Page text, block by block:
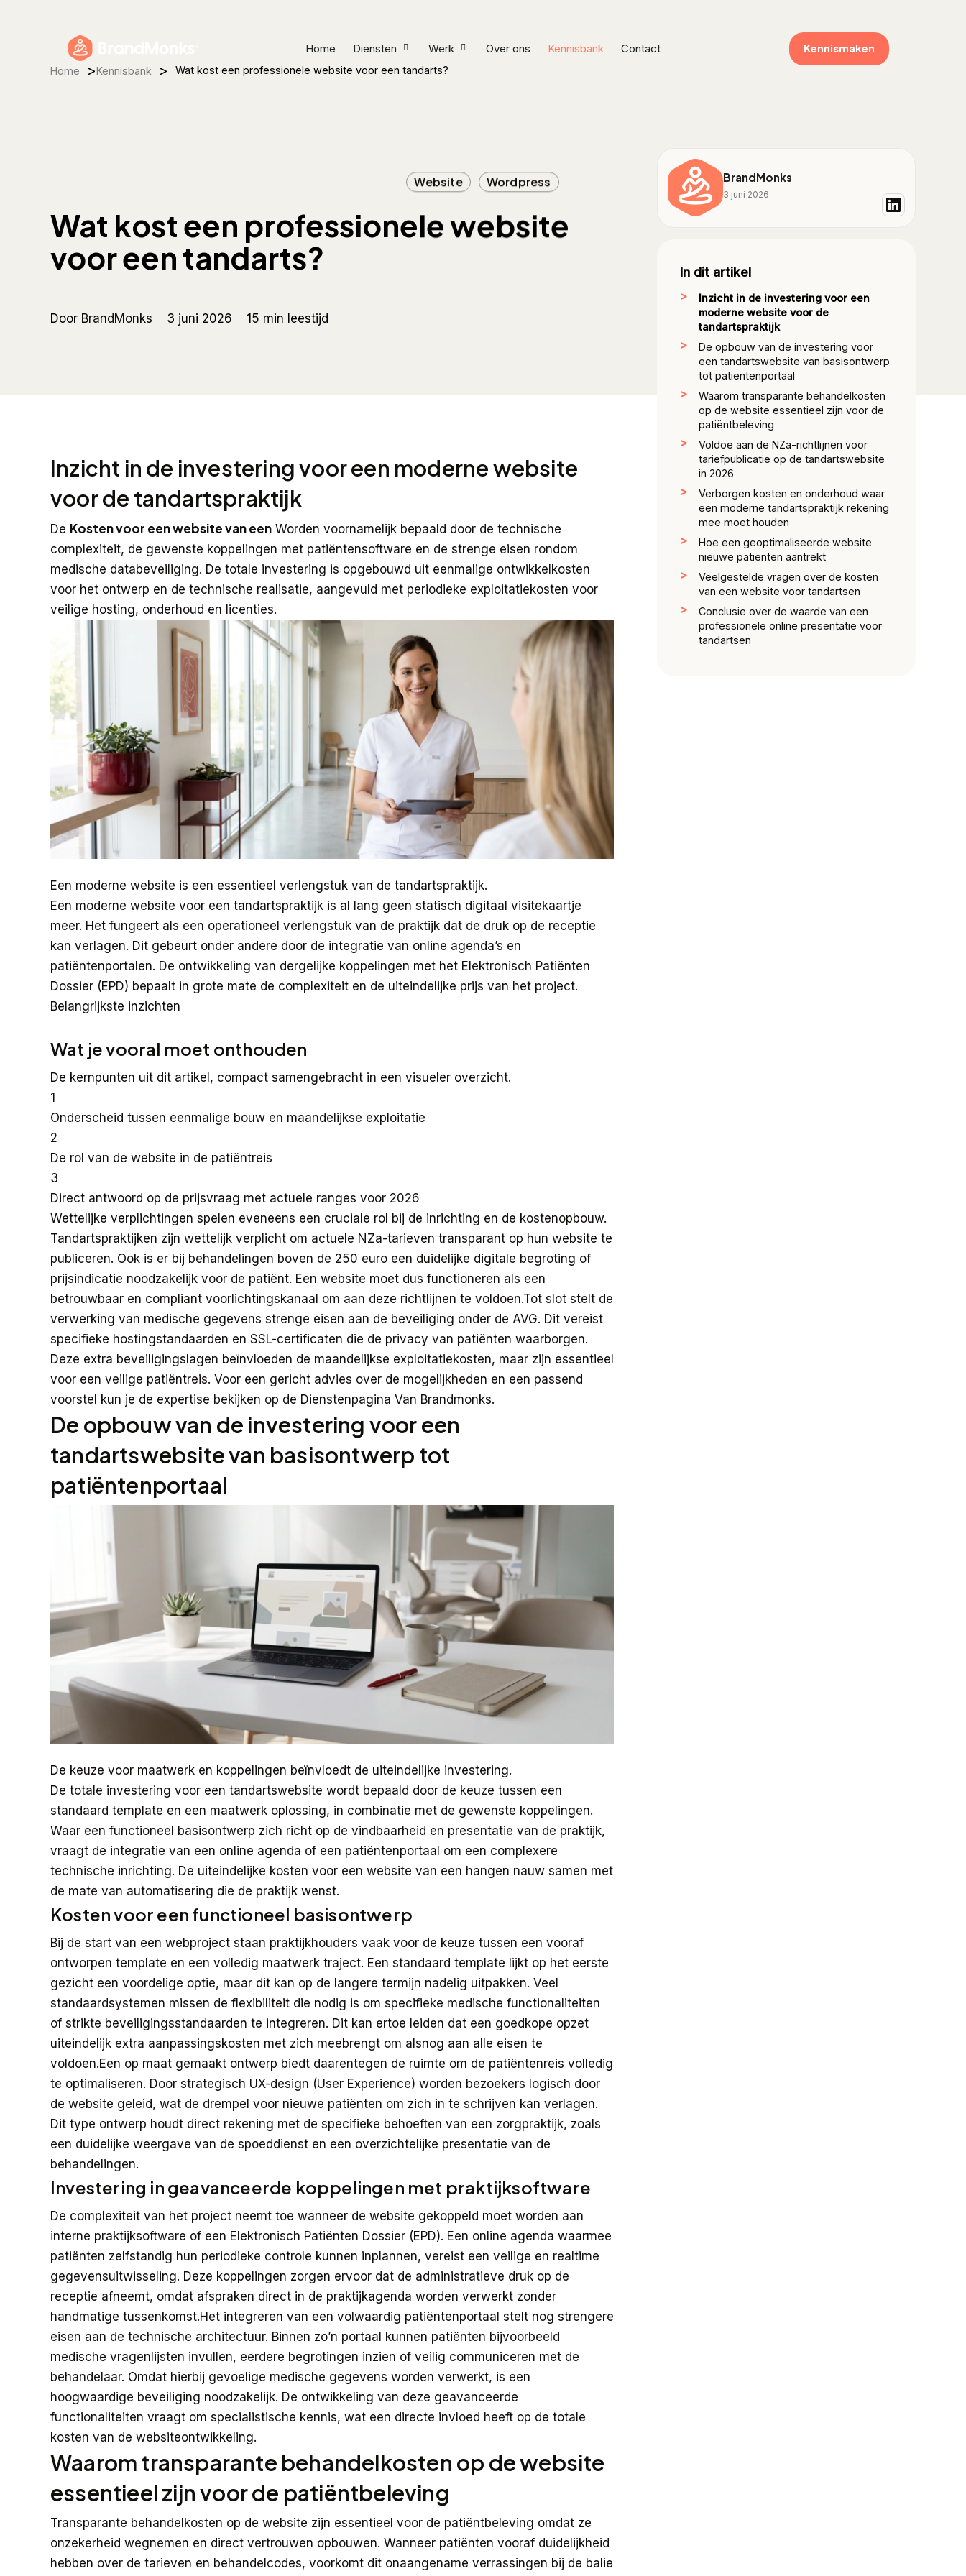
Home Diensten Werk Over ons Kennisbank Contact Kennismaken
Home >Kennisbank > Wat kost een professionele website voor een tandarts?
Website Wordpress
Wat kost een professionele website
voor een tandarts?
Door BrandMonks 3 juni 2026 15 min leestijd
Inzicht in de investering voor een moderne website
voor de tandartspraktijk
De Kosten voor een website van een Worden voornamelijk bepaald door de technische
complexiteit, de gewenste koppelingen met patiëntensoftware en de strenge eisen rondom
medische databeveiliging. De totale investering is opgebouwd uit eenmalige ontwikkelkosten
voor het ontwerp en de technische realisatie, aangevuld met periodieke exploitatiekosten voor
veilige hosting, onderhoud en licenties.
Een moderne website is een essentieel verlengstuk van de tandartspraktijk.
Een moderne website voor een tandartspraktijk is al lang geen statisch digitaal visitekaartje
meer. Het fungeert als een operationeel verlengstuk van de praktijk dat de druk op de receptie
kan verlagen. Dit gebeurt onder andere door de integratie van online agenda’s en
patiëntenportalen. De ontwikkeling van dergelijke koppelingen met het Elektronisch Patiënten
Dossier (EPD) bepaalt in grote mate de complexiteit en de uiteindelijke prijs van het project.
Belangrijkste inzichten
Wat je vooral moet onthouden
De kernpunten uit dit artikel, compact samengebracht in een visueler overzicht.
1
Onderscheid tussen eenmalige bouw en maandelijkse exploitatie
2
De rol van de website in de patiëntreis
3
Direct antwoord op de prijsvraag met actuele ranges voor 2026
Wettelijke verplichtingen spelen eveneens een cruciale rol bij de inrichting en de kostenopbouw.
Tandartspraktijken zijn wettelijk verplicht om actuele NZa-tarieven transparant op hun website te
publiceren. Ook is er bij behandelingen boven de 250 euro een duidelijke digitale begroting of
prijsindicatie noodzakelijk voor de patiënt. Een website moet dus functioneren als een
betrouwbaar en compliant voorlichtingskanaal om aan deze richtlijnen te voldoen.Tot slot stelt de
verwerking van medische gegevens strenge eisen aan de beveiliging onder de AVG. Dit vereist
specifieke hostingstandaarden en SSL-certificaten die de privacy van patiënten waarborgen.
Deze extra beveiligingslagen beïnvloeden de maandelijkse exploitatiekosten, maar zijn essentieel
voor een veilige patiëntreis. Voor een gericht advies over de mogelijkheden en een passend
voorstel kun je de expertise bekijken op de Dienstenpagina Van Brandmonks.
De opbouw van de investering voor een
tandartswebsite van basisontwerp tot
patiëntenportaal
De keuze voor maatwerk en koppelingen beïnvloedt de uiteindelijke investering.
De totale investering voor een tandartswebsite wordt bepaald door de keuze tussen een
standaard template en een maatwerk oplossing, in combinatie met de gewenste koppelingen.
Waar een functioneel basisontwerp zich richt op de vindbaarheid en presentatie van de praktijk,
vraagt de integratie van een online agenda of een patiëntenportaal om een complexere
technische inrichting. De uiteindelijke kosten voor een website van een hangen nauw samen met
de mate van automatisering die de praktijk wenst.
Kosten voor een functioneel basisontwerp
Bij de start van een webproject staan praktijkhouders vaak voor de keuze tussen een vooraf
ontworpen template en een volledig maatwerk traject. Een standaard template lijkt op het eerste
gezicht een voordelige optie, maar dit kan op de langere termijn nadelig uitpakken. Veel
standaardsystemen missen de flexibiliteit die nodig is om specifieke medische functionaliteiten
of strikte beveiligingsstandaarden te integreren. Dit kan ertoe leiden dat een goedkope opzet
uiteindelijk extra aanpassingskosten met zich meebrengt om alsnog aan alle eisen te
voldoen.Een op maat gemaakt ontwerp biedt daarentegen de ruimte om de patiëntenreis volledig
te optimaliseren. Door strategisch UX-design (User Experience) worden bezoekers logisch door
de website geleid, wat de drempel voor nieuwe patiënten om zich in te schrijven kan verlagen.
Dit type ontwerp houdt direct rekening met de specifieke behoeften van een zorgpraktijk, zoals
een duidelijke weergave van de spoeddienst en een overzichtelijke presentatie van de
behandelingen.
Investering in geavanceerde koppelingen met praktijksoftware
De complexiteit van het project neemt toe wanneer de website gekoppeld moet worden aan
interne praktijksoftware of een Elektronisch Patiënten Dossier (EPD). Een online agenda waarmee
patiënten zelfstandig hun periodieke controle kunnen inplannen, vereist een veilige en realtime
gegevensuitwisseling. Deze koppelingen zorgen ervoor dat de administratieve druk op de
receptie afneemt, omdat afspraken direct in de praktijkagenda worden verwerkt zonder
handmatige tussenkomst.Het integreren van een volwaardig patiëntenportaal stelt nog strengere
eisen aan de technische architectuur. Binnen zo’n portaal kunnen patiënten bijvoorbeeld
medische vragenlijsten invullen, eerdere begrotingen inzien of veilig communiceren met de
behandelaar. Omdat hierbij gevoelige medische gegevens worden verwerkt, is een
hoogwaardige beveiliging noodzakelijk. De ontwikkeling van deze geavanceerde
functionaliteiten vraagt om specialistische kennis, wat een directe invloed heeft op de totale
kosten van de websiteontwikkeling.
Waarom transparante behandelkosten op de website
essentieel zijn voor de patiëntbeleving
Transparante behandelkosten op de website zijn essentieel voor de patiëntbeleving omdat ze
onzekerheid wegnemen en direct vertrouwen opbouwen. Wanneer patiënten vooraf duidelijkheid
hebben over de tarieven en behandelcodes, voorkomt dit onaangename verrassingen bij de balie
BrandMonks
3 juni 2026
In dit artikel
Inzicht in de investering voor een
moderne website voor de
tandartspraktijk
De opbouw van de investering voor
een tandartswebsite van basisontwerp
tot patiëntenportaal
Waarom transparante behandelkosten
op de website essentieel zijn voor de
patiëntbeleving
Voldoe aan de NZa-richtlijnen voor
tariefpublicatie op de tandartswebsite
in 2026
Verborgen kosten en onderhoud waar
een moderne tandartspraktijk rekening
mee moet houden
Hoe een geoptimaliseerde website
nieuwe patiënten aantrekt
Veelgestelde vragen over de kosten
van een website voor tandartsen
Conclusie over de waarde van een
professionele online presentatie voor
tandartsen